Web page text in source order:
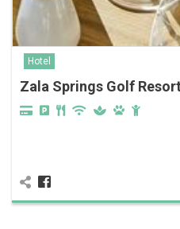
Hotel
Zala Springs Golf